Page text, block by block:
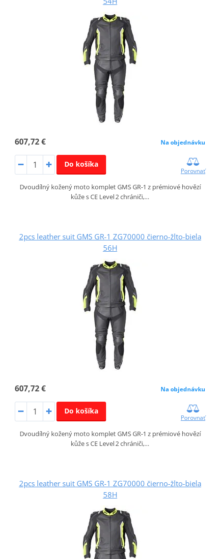
607,72 € Na objednávku
Do košíka
Porovnať
Dvoudílný kožený moto komplet GMS GR‑1 z prémiové hovězí
kůže s CE Level 2 chrániči,…
2pcs leather suit GMS GR-1 ZG70000 čierno-žlto-biela
56H
607,72 € Na objednávku
Do košíka
Porovnať
Dvoudílný kožený moto komplet GMS GR‑1 z prémiové hovězí
kůže s CE Level 2 chrániči,…
2pcs leather suit GMS GR-1 ZG70000 čierno-žlto-biela
58H